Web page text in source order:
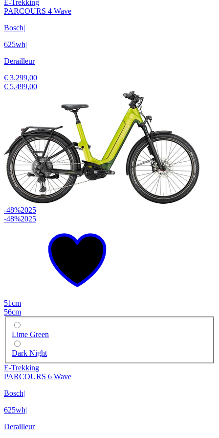
E-Trekking
PARCOURS 4 Wave
Bosch|
625wh|
Derailleur
€ 3.299,00
€ 5.499,00
-48%2025
-48%2025
51cm
56cm
Lime Green
Dark Night
E-Trekking
PARCOURS 6 Wave
Bosch|
625wh|
Derailleur